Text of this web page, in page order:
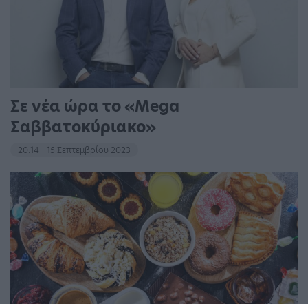
Σε νέα ώρα το «Mega
Σαββατοκύριακο»
20:14 - 15 Σεπτεμβρίου 2023